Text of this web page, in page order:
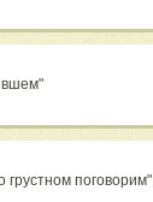
грустном поговорим"